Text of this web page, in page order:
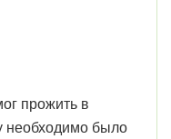
прожить в
необходимо было